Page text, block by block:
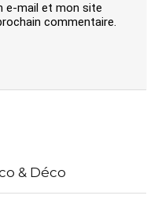
e-mail et mon site
commentaire.
& Déco